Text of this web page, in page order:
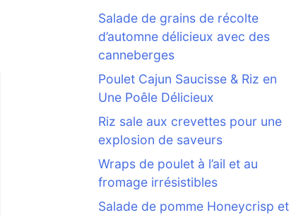
Salade de grains de récolte
d’automne délicieux avec des
canneberges
Poulet Cajun Saucisse & Riz en
Une Poêle Délicieux
Riz sale aux crevettes pour une
explosion de saveurs
Wraps de poulet à l’ail et au
fromage irrésistibles
Salade de pomme Honeycrisp et